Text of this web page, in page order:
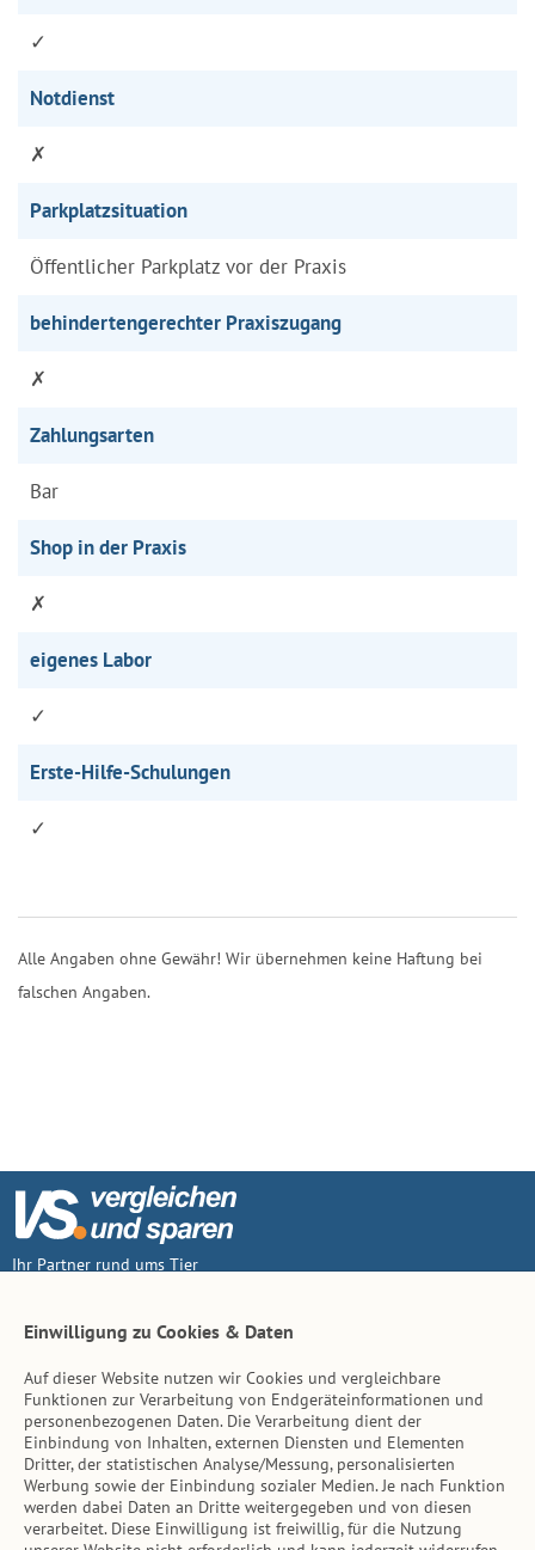
✓
Notdienst
✗
Parkplatzsituation
Öffentlicher Parkplatz vor der Praxis
behindertengerechter Praxiszugang
✗
Zahlungsarten
Bar
Shop in der Praxis
✗
eigenes Labor
✓
Erste-Hilfe-Schulungen
✓
Alle Angaben ohne Gewähr! Wir übernehmen keine Haftung bei
falschen Angaben.
Ihr Partner rund ums Tier
Inhalt
Tierarzt-Suche
Hinweise
Einwilligung zu Cookies & Daten
Auf dieser Website nutzen wir Cookies und vergleichbare
Funktionen zur Verarbeitung von Endgeräteinformationen und
personenbezogenen Daten. Die Verarbeitung dient der
Einbindung von Inhalten, externen Diensten und Elementen
Dritter, der statistischen Analyse/Messung, personalisierten
Werbung sowie der Einbindung sozialer Medien. Je nach Funktion
werden dabei Daten an Dritte weitergegeben und von diesen
verarbeitet. Diese Einwilligung ist freiwillig, für die Nutzung